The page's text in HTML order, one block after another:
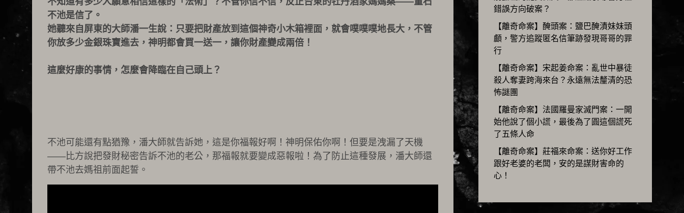
不池是信了。
她聽來自屏東的大師潘一生說：只要把財產放到這個神奇小木箱裡面，就會噗噗噗地長大，不管
你放多少金銀珠寶進去，神明都會買一送一，讓你財產變成兩倍！
這麼好康的事情，怎麼會降臨在自己頭上？
不池可能還有點猶豫，潘大師就告訴她，這是你福報好啊！神明保佑你啊！但要是洩漏了天機
——比方說把發財秘密告訴不池的老公，那福報就要變成惡報啦！為了防止這種發展，潘大師還
帶不池去媽祖前面起誓。
錯誤方向破案？
【離奇命案】醃頭案：鹽巴醃漬妹妹頭
顱，警方追蹤匿名信筆跡發現哥哥的罪
行
【離奇命案】宋起姜命案：亂世中暴徒
殺人奪妻跨海來台？永遠無法釐清的恐
怖謎團
【離奇命案】法國羅曼家滅門案：一開
始他說了個小謊，最後為了圓這個謊死
了五條人命
【離奇命案】莊福來命案：送你好工作
跟好老婆的老闆，安的是謀財害命的
心！